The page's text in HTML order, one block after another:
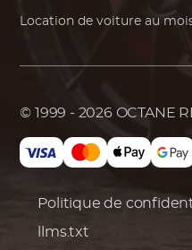
Location de voiture au
© 1999 - 2026 OCTANE
Politique de
llms.txt